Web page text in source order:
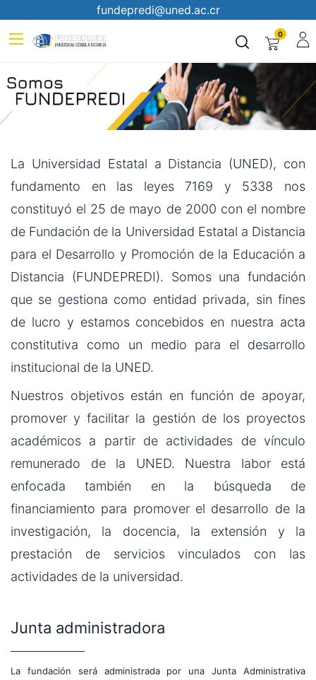
fundepredi@uned.ac.cr
0
La Universidad Estatal a Distancia (UNED), con
fundamento en las leyes 7169 y 5338 nos
constituyó el 25 de mayo de 2000 con el nombre
de Fundación de la Universidad Estatal a Distancia
para el Desarrollo y Promoción de la Educación a
Distancia (FUNDEPREDI). Somos una fundación
que se gestiona como entidad privada, sin fines
de lucro y estamos concebidos en nuestra acta
constitutiva como un medio para el desarrollo
institucional de la UNED.
Nuestros objetivos están en función de apoyar,
promover y facilitar la gestión de los proyectos
académicos a partir de actividades de vínculo
remunerado de la UNED. Nuestra labor está
enfocada también en la búsqueda de
financiamiento para promover el desarrollo de la
investigación, la docencia, la extensión y la
prestación de servicios vinculados con las
actividades de la universidad.
Junta administradora
La fundación será administrada por una Junta Administrativa